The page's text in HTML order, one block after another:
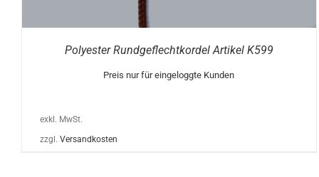
Polyester Rundgeflechtkordel Artikel K599
Preis nur für eingeloggte Kunden
exkl. MwSt.
zzgl. Versandkosten